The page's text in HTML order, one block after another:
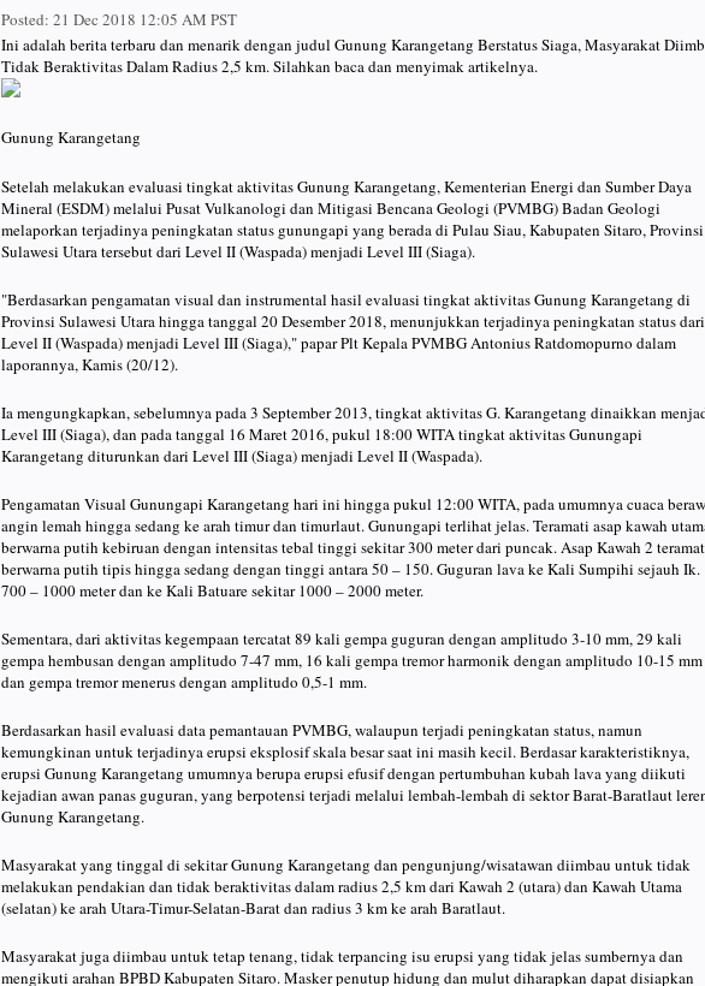
Posted: 21 Dec 2018 12:05 AM PST
Ini adalah berita terbaru dan menarik dengan judul Gunung Karangetang Berstatus Siaga, Masyarakat
Tidak Beraktivitas Dalam Radius 2,5 km. Silahkan baca dan menyimak artikelnya.
Gunung Karangetang
Setelah melakukan evaluasi tingkat aktivitas Gunung Karangetang, Kementerian Energi dan Sumber Daya
Mineral (ESDM) melalui Pusat Vulkanologi dan Mitigasi Bencana Geologi (PVMBG) Badan Geologi
melaporkan terjadinya peningkatan status gunungapi yang berada di Pulau Siau, Kabupaten Sitaro, Provinsi
Sulawesi Utara tersebut dari Level II (Waspada) menjadi Level III (Siaga).
"Berdasarkan pengamatan visual dan instrumental hasil evaluasi tingkat aktivitas Gunung Karangetang di
Provinsi Sulawesi Utara hingga tanggal 20 Desember 2018, menunjukkan terjadinya peningkatan status dari
Level II (Waspada) menjadi Level III (Siaga)," papar Plt Kepala PVMBG Antonius Ratdomopurno dalam
laporannya, Kamis (20/12).
Ia mengungkapkan, sebelumnya pada 3 September 2013, tingkat aktivitas G. Karangetang dinaikkan
Level III (Siaga), dan pada tanggal 16 Maret 2016, pukul 18:00 WITA tingkat aktivitas Gunungapi
Karangetang diturunkan dari Level III (Siaga) menjadi Level II (Waspada).
Pengamatan Visual Gunungapi Karangetang hari ini hingga pukul 12:00 WITA, pada umumnya cuaca
angin lemah hingga sedang ke arah timur dan timurlaut. Gunungapi terlihat jelas. Teramati asap kawah
berwarna putih kebiruan dengan intensitas tebal tinggi sekitar 300 meter dari puncak. Asap Kawah 2
berwarna putih tipis hingga sedang dengan tinggi antara 50 – 150. Guguran lava ke Kali Sumpihi sejauh Ik.
700 – 1000 meter dan ke Kali Batuare sekitar 1000 – 2000 meter.
Sementara, dari aktivitas kegempaan tercatat 89 kali gempa guguran dengan amplitudo 3-10 mm, 29 kali
gempa hembusan dengan amplitudo 7-47 mm, 16 kali gempa tremor harmonik dengan amplitudo 10-15 mm
dan gempa tremor menerus dengan amplitudo 0,5-1 mm.
Berdasarkan hasil evaluasi data pemantauan PVMBG, walaupun terjadi peningkatan status, namun
kemungkinan untuk terjadinya erupsi eksplosif skala besar saat ini masih kecil. Berdasar karakteristiknya,
erupsi Gunung Karangetang umumnya berupa erupsi efusif dengan pertumbuhan kubah lava yang diikuti
kejadian awan panas guguran, yang berpotensi terjadi melalui lembah-lembah di sektor Barat-Baratlaut
Gunung Karangetang.
Masyarakat yang tinggal di sekitar Gunung Karangetang dan pengunjung/wisatawan diimbau untuk tidak
melakukan pendakian dan tidak beraktivitas dalam radius 2,5 km dari Kawah 2 (utara) dan Kawah Utama
(selatan) ke arah Utara-Timur-Selatan-Barat dan radius 3 km ke arah Baratlaut.
Masyarakat juga diimbau untuk tetap tenang, tidak terpancing isu erupsi yang tidak jelas sumbernya dan
mengikuti arahan BPBD Kabupaten Sitaro. Masker penutup hidung dan mulut diharapkan dapat disiapkan